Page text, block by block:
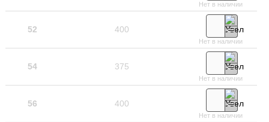
Нет в наличии
52 400
Нет в наличии
54 375
Нет в наличии
56 400
Нет в наличии